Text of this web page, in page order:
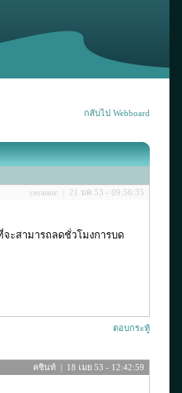
กลับไป Webboard
ceramic | 21 มค 53 - 09:56:35
ะสามารถลดชั่วโมงการบด
ตอบกระทู้
คชินท์ | 18 เมย 53 - 12:42:59